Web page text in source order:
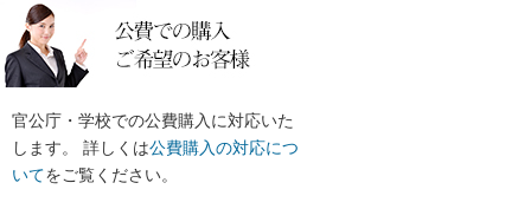
官公庁・学校での公費購入に対応いた
します。 詳しくは公費購入の対応につ
いてをご覧ください。